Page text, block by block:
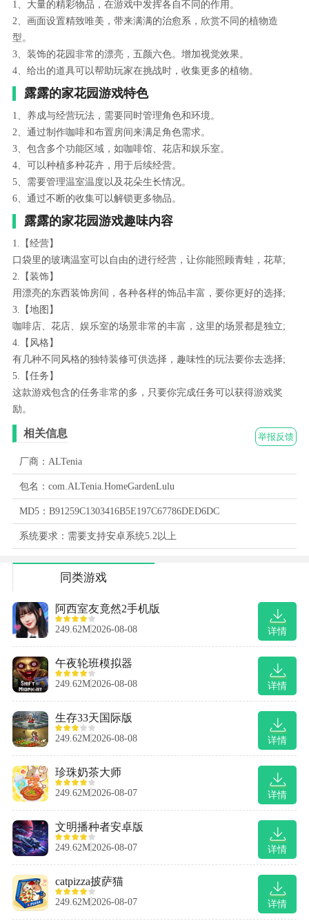
1、大量的精彩物品，在游戏中发挥各自不同的作用。
2、画面设置精致唯美，带来满满的治愈系，欣赏不同的植物造
型。
3、装饰的花园非常的漂亮，五颜六色。增加视觉效果。
4、给出的道具可以帮助玩家在挑战时，收集更多的植物。
露露的家花园游戏特色
1、养成与经营玩法，需要同时管理角色和环境。
2、通过制作咖啡和布置房间来满足角色需求。
3、包含多个功能区域，如咖啡馆、花店和娱乐室。
4、可以种植多种花卉，用于后续经营。
5、需要管理温室温度以及花朵生长情况。
6、通过不断的收集可以解锁更多物品。
露露的家花园游戏趣味内容
1.【经营】
口袋里的玻璃温室可以自由的进行经营，让你能照顾青蛙，花草;
2.【装饰】
用漂亮的东西装饰房间，各种各样的饰品丰富，要你更好的选择;
3.【地图】
咖啡店、花店、娱乐室的场景非常的丰富，这里的场景都是独立;
4.【风格】
有几种不同风格的独特装修可供选择，趣味性的玩法要你去选择;
5.【任务】
这款游戏包含的任务非常的多，只要你完成任务可以获得游戏奖
励。
举报反馈
相关信息
厂商：ALTenia
包名：com.ALTenia.HomeGardenLulu
MD5：B91259C1303416B5E197C67786DED6DC
系统要求：需要支持安卓系统5.2以上
同类游戏
详情
阿西室友竟然2手机版
249.62M 2026-08-08
详情
午夜轮班模拟器
249.62M 2026-08-08
详情
生存33天国际版
249.62M 2026-08-08
详情
珍珠奶茶大师
249.62M 2026-08-07
详情
文明播种者安卓版
249.62M 2026-08-07
详情
catpizza披萨猫
249.62M 2026-08-07